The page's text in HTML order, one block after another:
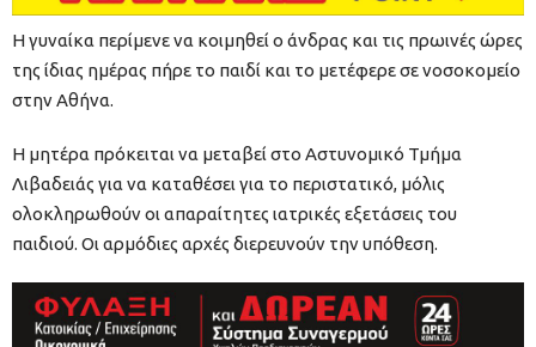
Η γυναίκα περίμενε να κοιμηθεί ο άνδρας και τις πρωινές ώρες
της ίδιας ημέρας πήρε το παιδί και το μετέφερε σε νοσοκομείο
στην Αθήνα.
Η μητέρα πρόκειται να μεταβεί στο Αστυνομικό Τμήμα
Λιβαδειάς για να καταθέσει για το περιστατικό, μόλις
ολοκληρωθούν οι απαραίτητες ιατρικές εξετάσεις του
παιδιού. Οι αρμόδιες αρχές διερευνούν την υπόθεση.